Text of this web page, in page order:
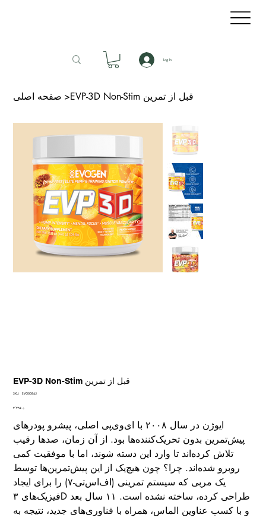
Log In
صفحه اصلی > EVP-3D Non-Stim قبل از تمرین
EVP-3D Non-Stim قبل از تمرین
SKU:
SKU
EVG00845
Price؋ ۳٬۳۹۵
ایوژن در سال ۲۰۰۸ با ای‌وی‌پی اصلی، پیشرو پودرهای
پیش‌تمرین بدون تحریک‌کننده‌ها بود. از آن زمان، صدها رقیب
تلاش کرده‌اند تا وارد این دسته شوند، اما با موفقیت کمی
روبرو شده‌اند. چرا؟ چون هیچ‌یک از این پیش‌تمرین‌ها توسط
یک مربی که سیستم تمرینی (اف‌اس‌تی-۷) را برای ایجاد
فیزیک‌های ۳D طراحی کرده، ساخته نشده است. ۱۱ سال بعد
و با کسب عناوین الماس، همراه با فناوری‌های جدید، نتیجه به